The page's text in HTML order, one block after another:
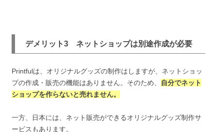
デメリット3 ネットショップは別途作成が必要
Printfulは、オリジナルグッズの制作はしますが、ネットショッ
プの作成・販売の機能はありません。そのため、
自分でネット
ショップを作らないと売れません。
一方、日本には、ネット販売ができるオリジナルグッズ制作サ
ービスもあります。